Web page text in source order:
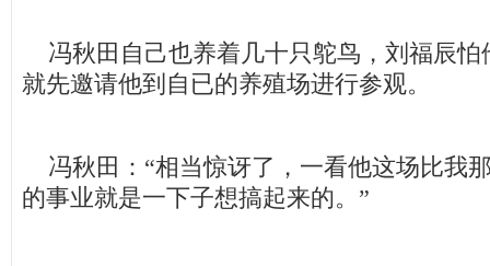
冯秋田自己也养着几十只鸵鸟，刘福辰怕
就先邀请他到自已的养殖场进行参观。
冯秋田：“相当惊讶了，一看他这场比我
的事业就是一下子想搞起来的。”